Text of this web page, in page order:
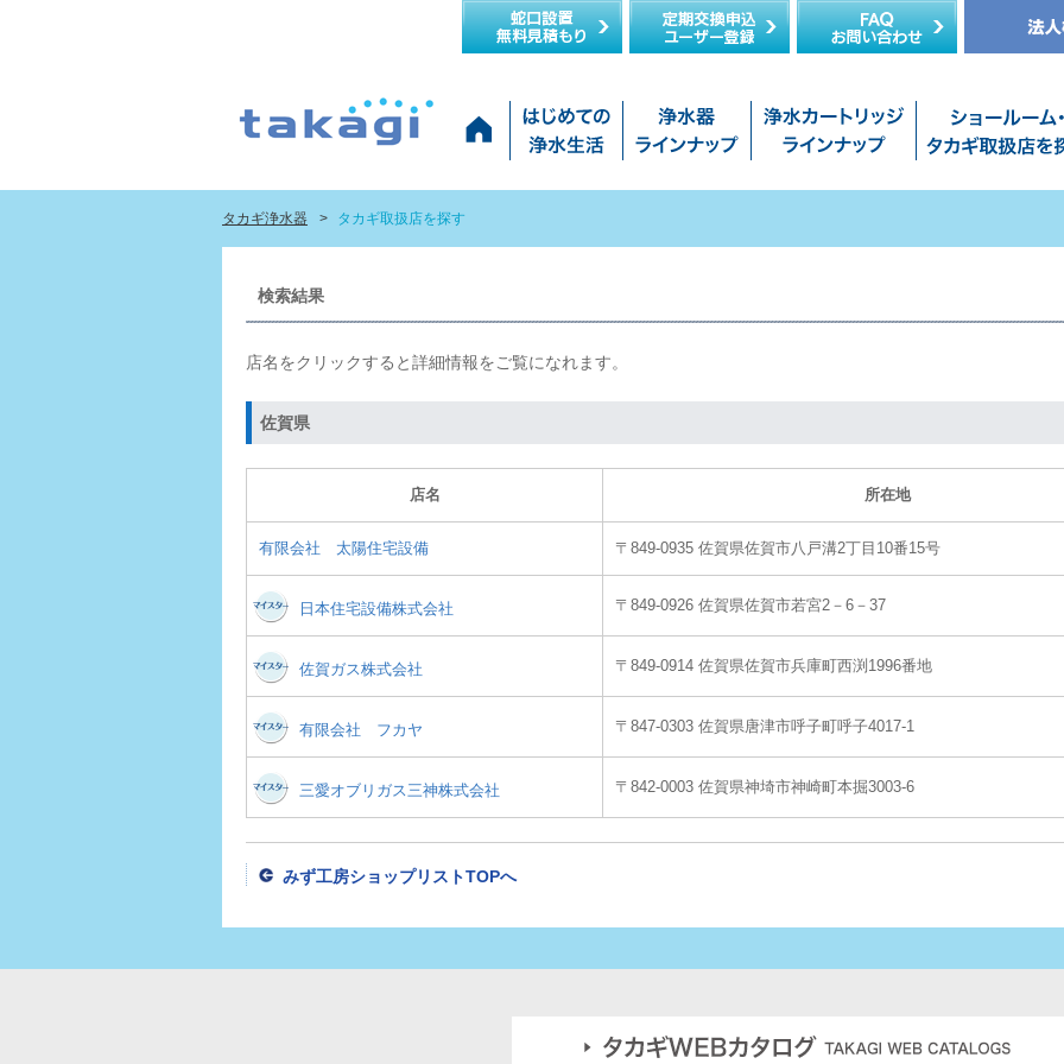
タカギ浄水器 タカギ取扱店を探す
検索結果
店名をクリックすると詳細情報をご覧になれます。
佐賀県
店名 所在地
有限会社 太陽住宅設備 〒849-0935 佐賀県佐賀市八戸溝2丁目10番15号
日本住宅設備株式会社 〒849-0926 佐賀県佐賀市若宮2－6－37
佐賀ガス株式会社 〒849-0914 佐賀県佐賀市兵庫町西渕1996番地
有限会社 フカヤ 〒847-0303 佐賀県唐津市呼子町呼子4017-1
三愛オブリガス三神株式会社 〒842-0003 佐賀県神埼市神崎町本掘3003-6
みず工房ショップリストTOPへ